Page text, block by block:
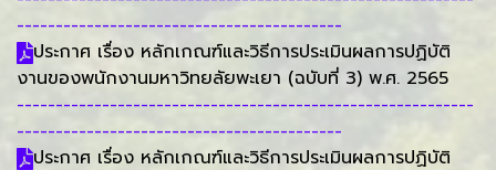
------------------------------------------
ประกาศ เรื่อง หลักเกณฑ์และวิธีการประเมินผลการปฏิบัติ
งานของพนักงานมหาวิทยลัยพะเยา (ฉบับที่ 3) พ.ศ. 2565
-----------------------------------------------------------
------------------------------------------
ประกาศ เรื่อง หลักเกณฑ์และวิธีการประเมินผลการปฏิบัติ